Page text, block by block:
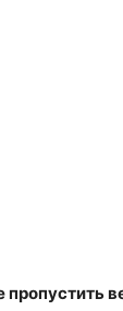
пропустить